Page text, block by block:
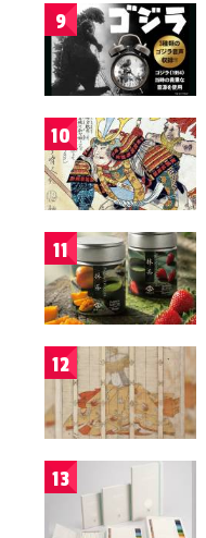
9
10
11
12
13